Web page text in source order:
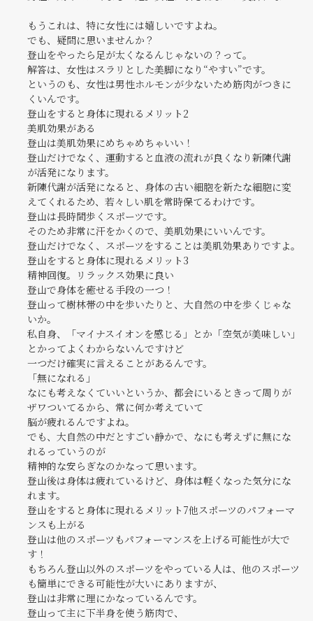
もうこれは、特に女性には嬉しいですよね。
でも、疑問に思いませんか？
登山をやったら足が太くなるんじゃないの？って。
解答は、女性はスラリとした美脚になり“やすい”です。
というのも、女性は男性ホルモンが少ないため筋肉がつきに
くいんです。
登山をすると身体に現れるメリット2
美肌効果がある
登山は美肌効果にめちゃめちゃいい！
登山だけでなく、運動すると血液の流れが良くなり新陳代謝
が活発になります。
新陳代謝が活発になると、身体の古い細胞を新たな細胞に変
えてくれるため、若々しい肌を常時保てるわけです。
登山は長時間歩くスポーツです。
そのため非常に汗をかくので、美肌効果にいいんです。
登山だけでなく、スポーツをすることは美肌効果ありですよ。
登山をすると身体に現れるメリット3
精神回復。リラックス効果に良い
登山で身体を癒せる手段の一つ！
登山って樹林帯の中を歩いたりと、大自然の中を歩くじゃな
いか。
私自身、「マイナスイオンを感じる」とか「空気が美味しい」
とかってよくわからないんですけど
一つだけ確実に言えることがあるんです。
「無になれる」
なにも考えなくていいというか、都会にいるときって周りが
ザワついてるから、常に何か考えていて
脳が疲れるんですよね。
でも、大自然の中だとすごい静かで、なにも考えずに無にな
れるっていうのが
精神的な安らぎなのかなって思います。
登山後は身体は疲れているけど、身体は軽くなった気分にな
れます。
登山をすると身体に現れるメリット7他スポーツのパフォーマ
ンスも上がる
登山は他のスポーツもパフォーマンスを上げる可能性が大で
す！
もちろん登山以外のスポーツをやっている人は、他のスポーツ
も簡単にできる可能性が大いにありますが、
登山は非常に理にかなっているんです。
登山って主に下半身を使う筋肉で、